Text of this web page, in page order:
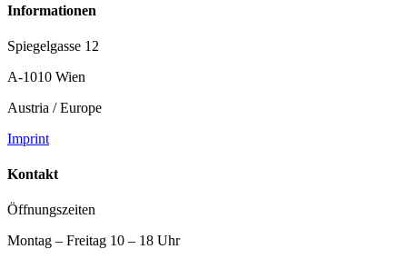
Informationen
Spiegelgasse 12
A-1010 Wien
Austria / Europe
Imprint
Kontakt
Öffnungszeiten
Montag – Freitag 10 – 18 Uhr